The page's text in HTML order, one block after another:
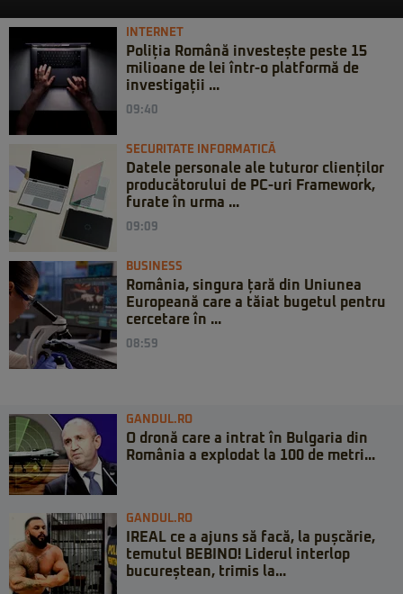
INTERNET
Poliția Română investește peste 15
milioane de lei într-o platformă de
investigații ...
09:40
SECURITATE INFORMATICĂ
Datele personale ale tuturor clienților
producătorului de PC-uri Framework,
furate în urma ...
09:09
BUSINESS
România, singura țară din Uniunea
Europeană care a tăiat bugetul pentru
cercetare în ...
08:59
GANDUL.RO
O dronă care a intrat în Bulgaria din
România a explodat la 100 de metri...
GANDUL.RO
IREAL ce a ajuns să facă, la pușcărie,
temutul BEBINO! Liderul interlop
bucureștean, trimis la...